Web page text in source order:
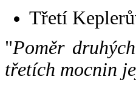
Třetí
"Poměr
třetích mocnin